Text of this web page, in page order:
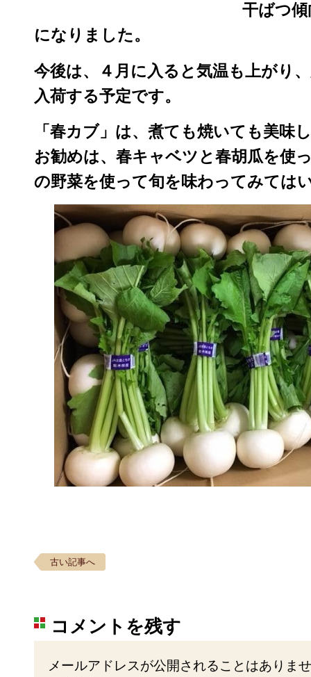
干ばつ
になりました。
今後は、４月に入ると気温も上がり
入荷する予定です。
「春カブ」は、煮ても焼いても美味
お勧めは、春キャベツと春胡瓜を使
の野菜を使って旬を味わってみては
古い記事へ
コメントを残す
メールアドレスが公開されることはありま